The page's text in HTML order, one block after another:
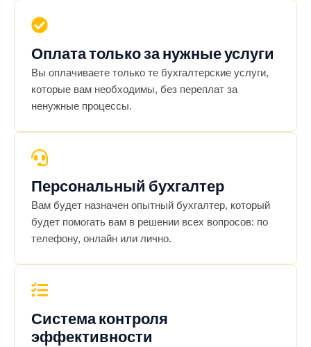
Оплата только за нужные услуги
Вы оплачиваете только те бухгалтерские услуги,
которые вам необходимы, без переплат за
ненужные процессы.
Персональный бухгалтер
Вам будет назначен опытный бухгалтер, который
будет помогать вам в решении всех вопросов: по
телефону, онлайн или лично.
Система контроля
эффективности